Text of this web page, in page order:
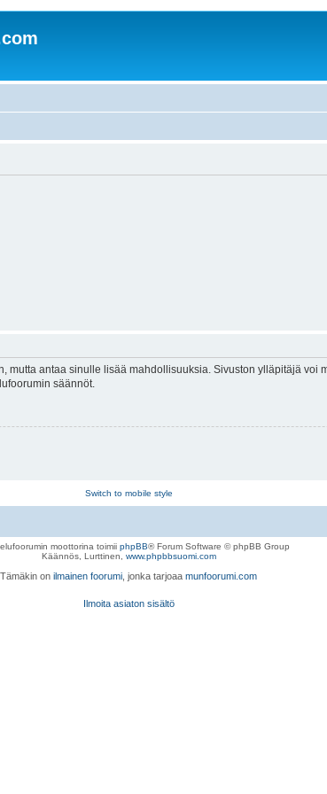
antaa sinulle lisää mahdollisuuksia. Sivuston ylläpitäjä
säännöt.
Switch to mobile style
moottorina toimii phpBB® Forum Software © phpBB Group
Käännös, Lurttinen, www.phpbbsuomi.com
Tämäkin on ilmainen foorumi , jonka tarjoaa munfoorumi.com
Ilmoita asiaton sisältö